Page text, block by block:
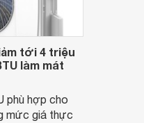
tới 4 triệu
làm mát
phù hợp cho
mức giá thực